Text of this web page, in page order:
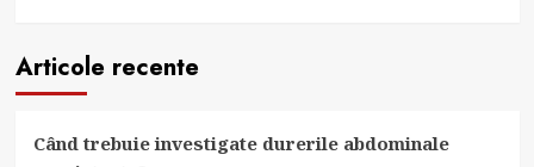
Articole recente
Când trebuie investigate durerile abdominale